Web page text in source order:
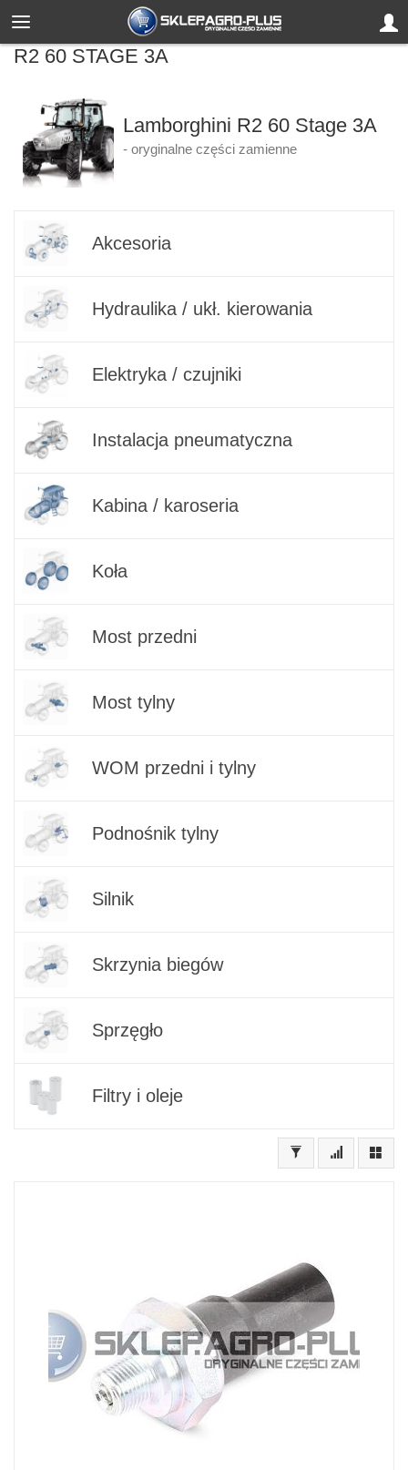
R2 60 STAGE 3A
Lamborghini R2 60 Stage 3A
- oryginalne części zamienne
Akcesoria
Hydraulika / ukł. kierowania
Elektryka / czujniki
Instalacja pneumatyczna
Kabina / karoseria
Koła
Most przedni
Most tylny
WOM przedni i tylny
Podnośnik tylny
Silnik
Skrzynia biegów
Sprzęgło
Filtry i oleje